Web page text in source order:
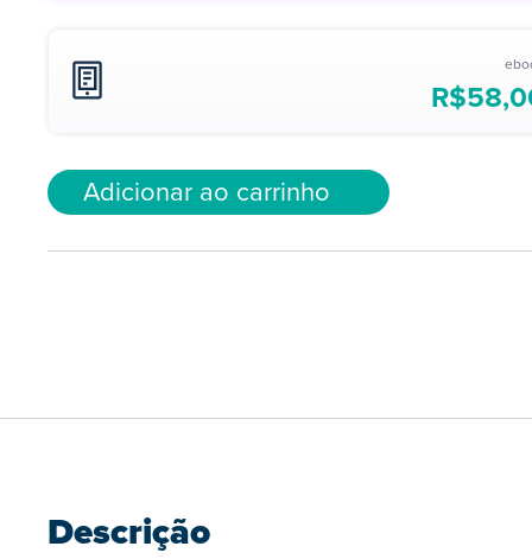
R$
Adicionar ao carrinho
Descrição